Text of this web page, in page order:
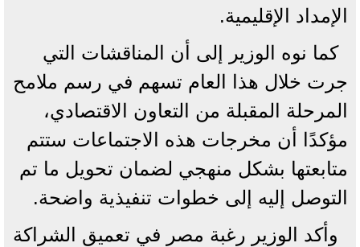
الإمداد الإقليمية.
كما نوه الوزير إلى أن المناقشات التي
جرت خلال هذا العام تسهم في رسم ملامح
المرحلة المقبلة من التعاون الاقتصادي،
مؤكدًا أن مخرجات هذه الاجتماعات ستتم
متابعتها بشكل منهجي لضمان تحويل ما تم
التوصل إليه إلى خطوات تنفيذية واضحة.
وأكد الوزير رغبة مصر في تعميق الشراكة